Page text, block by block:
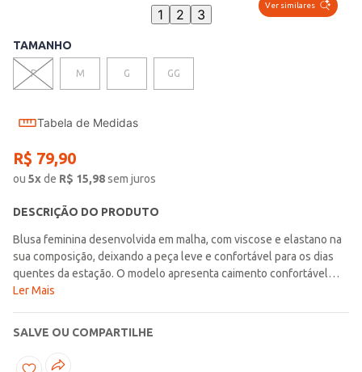
Ver similares
1 2 3
TAMANHO
P M G GG
Tabela de Medidas
R$ 79,90
ou 5xde R$ 15,98sem juros
DESCRIÇÃO DO PRODUTO
Blusa feminina desenvolvida em malha, com viscose e elastano na
sua composição, deixando a peça leve e confortável para os dias
quentes da estação. O modelo apresenta caimento confortável
junto ao corpo, gola redonda e mangas ¾ com aplicação de botões
nos dias quentes da estação!\n\nTecido: Malha\nComposição: 96%
viscose, 04% elastano
Ler Mais
SALVE OU COMPARTILHE